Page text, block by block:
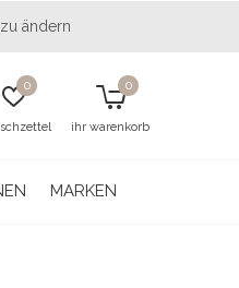
MARKEN
0
ihr warenkorb
0
ändern